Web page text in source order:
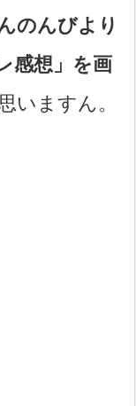
んのんびより
感想」を画
いますん。